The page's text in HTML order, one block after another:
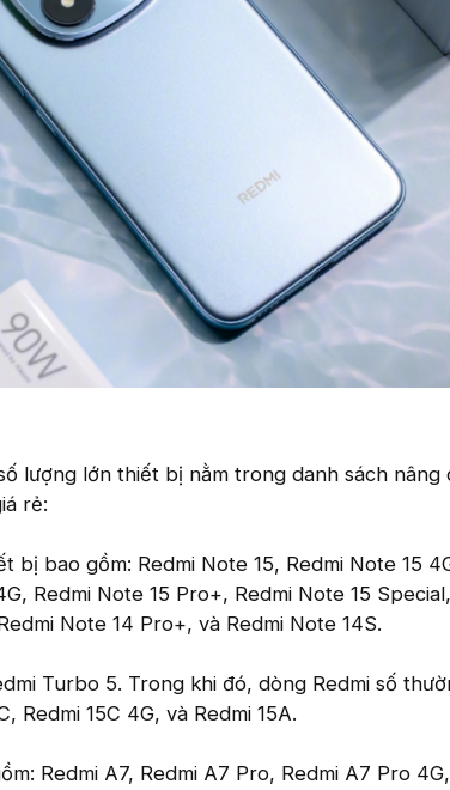
lượng lớn thiết bị nằm trong danh sách nâng
rẻ:
bị bao gồm: Redmi Note 15, Redmi Note 15
Redmi Note 15 Pro+, Redmi Note 15
Note 14 Pro+, và Redmi Note 14S.
Turbo 5. Trong khi đó, dòng Redmi số
Redmi 15C 4G, và Redmi 15A.
Redmi A7, Redmi A7 Pro, Redmi A7 Pro